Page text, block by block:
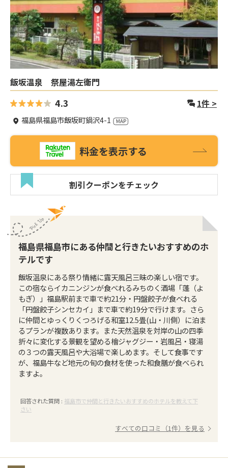
飯坂温泉 祭屋湯左衛門
4.3 1件 >
福島県福島市飯坂町鍋沢4-1
料金を表示する
割引クーポンをチェック
福島県福島市にある仲間と行きたいおすすめのホ
テルです
飯坂温泉にある祭り情緒に露天風呂三昧の楽しい宿です。
この宿ならイカニンジンが食べれるみちのく酒場「蓬（よ
もぎ）」福島駅前まで車で約21分・円盤餃子が食べれる
「円盤餃子シンセカイ」まで車で約19分で行けます。さら
に仲間とゆっくりくつろげる和室12.5畳(山・川側）に泊ま
るプランが複数あります。また天然温泉を対岸の山の四季
折々に変化する景観を望める檜ジャグジー・岩風呂・寝湯
の３つの露天風呂や大浴場で楽しめます。そして食事です
が、福島牛など地元の旬の食材を使った和食膳が食べられ
ますよ。
回答された質問 : 福島市で仲間と行きたいおすすめのホテルを教えて下
さい
すべての口コミ（1件）を見る